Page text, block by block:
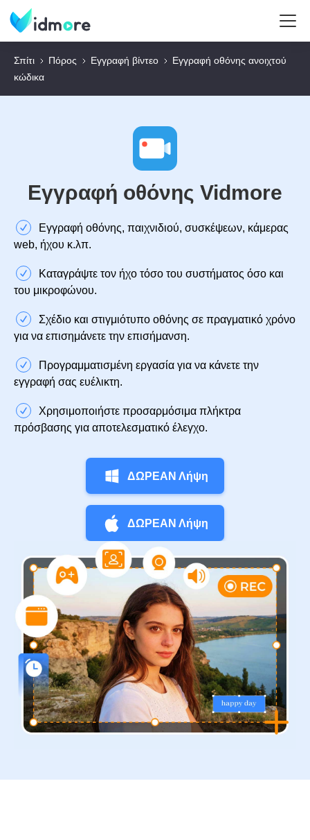
Σπίτι Πόρος Εγγραφή βίντεο
Εγγραφή οθόνης ανοιχτού
κώδικα
Εγγραφή οθόνης Vidmore
Εγγραφή οθόνης, παιχνιδιού, συσκέψεων, κάμερας
web, ήχου κ.λπ.
Καταγράψτε τον ήχο τόσο του συστήματος όσο και
του μικροφώνου.
Σχέδιο και στιγμιότυπο οθόνης σε πραγματικό χρόνο
για να επισημάνετε την επισήμανση.
Προγραμματισμένη εργασία για να κάνετε την
εγγραφή σας ευέλικτη.
Χρησιμοποιήστε προσαρμόσιμα πλήκτρα
πρόσβασης για αποτελεσματικό έλεγχο.
ΔΩΡΕΑΝ Λήψη
ΔΩΡΕΑΝ Λήψη